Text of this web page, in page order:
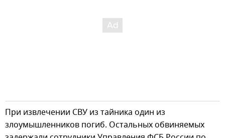
При извлечении СВУ из тайника один из
злоумышленников погиб. Остальных обвиняемых